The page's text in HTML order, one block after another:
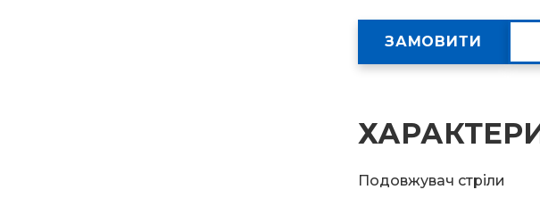
ЗАМОВИТИ
Подовжувач стріли